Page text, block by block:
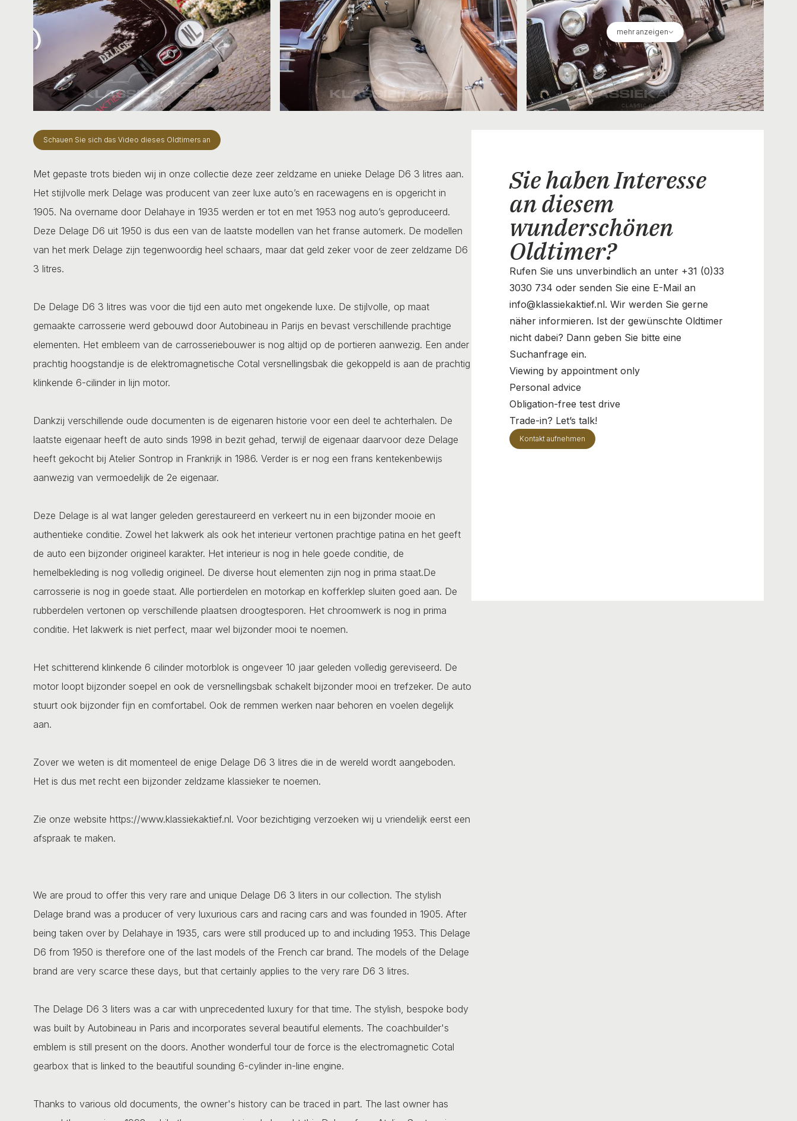
mehr anzeigen
Schauen Sie sich das Video dieses Oldtimers an
Met gepaste trots bieden wij in onze collectie deze zeer zeldzame en unieke Delage D6 3 litres aan.
Het stijlvolle merk Delage was producent van zeer luxe auto’s en racewagens en is opgericht in
1905. Na overname door Delahaye in 1935 werden er tot en met 1953 nog auto’s geproduceerd.
Deze Delage D6 uit 1950 is dus een van de laatste modellen van het franse automerk. De modellen
van het merk Delage zijn tegenwoordig heel schaars, maar dat geld zeker voor de zeer zeldzame D6
3 litres.
De Delage D6 3 litres was voor die tijd een auto met ongekende luxe. De stijlvolle, op maat
gemaakte carrosserie werd gebouwd door Autobineau in Parijs en bevast verschillende prachtige
elementen. Het embleem van de carrosseriebouwer is nog altijd op de portieren aanwezig. Een ander
prachtig hoogstandje is de elektromagnetische Cotal versnellingsbak die gekoppeld is aan de prachtig
klinkende 6-cilinder in lijn motor.
Dankzij verschillende oude documenten is de eigenaren historie voor een deel te achterhalen. De
laatste eigenaar heeft de auto sinds 1998 in bezit gehad, terwijl de eigenaar daarvoor deze Delage
heeft gekocht bij Atelier Sontrop in Frankrijk in 1986. Verder is er nog een frans kentekenbewijs
aanwezig van vermoedelijk de 2e eigenaar.
Deze Delage is al wat langer geleden gerestaureerd en verkeert nu in een bijzonder mooie en
authentieke conditie. Zowel het lakwerk als ook het interieur vertonen prachtige patina en het geeft
de auto een bijzonder origineel karakter. Het interieur is nog in hele goede conditie, de
hemelbekleding is nog volledig origineel. De diverse hout elementen zijn nog in prima staat.De
carrosserie is nog in goede staat. Alle portierdelen en motorkap en kofferklep sluiten goed aan. De
rubberdelen vertonen op verschillende plaatsen droogtesporen. Het chroomwerk is nog in prima
conditie. Het lakwerk is niet perfect, maar wel bijzonder mooi te noemen.
Het schitterend klinkende 6 cilinder motorblok is ongeveer 10 jaar geleden volledig gereviseerd. De
motor loopt bijzonder soepel en ook de versnellingsbak schakelt bijzonder mooi en trefzeker. De auto
stuurt ook bijzonder fijn en comfortabel. Ook de remmen werken naar behoren en voelen degelijk
aan.
Zover we weten is dit momenteel de enige Delage D6 3 litres die in de wereld wordt aangeboden.
Het is dus met recht een bijzonder zeldzame klassieker te noemen.
Zie onze website https://www.klassiekaktief.nl. Voor bezichtiging verzoeken wij u vriendelijk eerst een
afspraak te maken.
We are proud to offer this very rare and unique Delage D6 3 liters in our collection. The stylish
Delage brand was a producer of very luxurious cars and racing cars and was founded in 1905. After
being taken over by Delahaye in 1935, cars were still produced up to and including 1953. This Delage
D6 from 1950 is therefore one of the last models of the French car brand. The models of the Delage
brand are very scarce these days, but that certainly applies to the very rare D6 3 litres.
The Delage D6 3 liters was a car with unprecedented luxury for that time. The stylish, bespoke body
was built by Autobineau in Paris and incorporates several beautiful elements. The coachbuilder's
emblem is still present on the doors. Another wonderful tour de force is the electromagnetic Cotal
gearbox that is linked to the beautiful sounding 6-cylinder in-line engine.
Thanks to various old documents, the owner's history can be traced in part. The last owner has
Sie haben Interesse
an diesem
wunderschönen
Oldtimer?
Rufen Sie uns unverbindlich an unter +31 (0)33
3030 734 oder senden Sie eine E-Mail an
info@klassiekaktief.nl. Wir werden Sie gerne
näher informieren. Ist der gewünschte Oldtimer
nicht dabei? Dann geben Sie bitte eine
Suchanfrage ein.
Viewing by appointment only
Personal advice
Obligation-free test drive
Trade-in? Let’s talk!
Kontakt aufnehmen